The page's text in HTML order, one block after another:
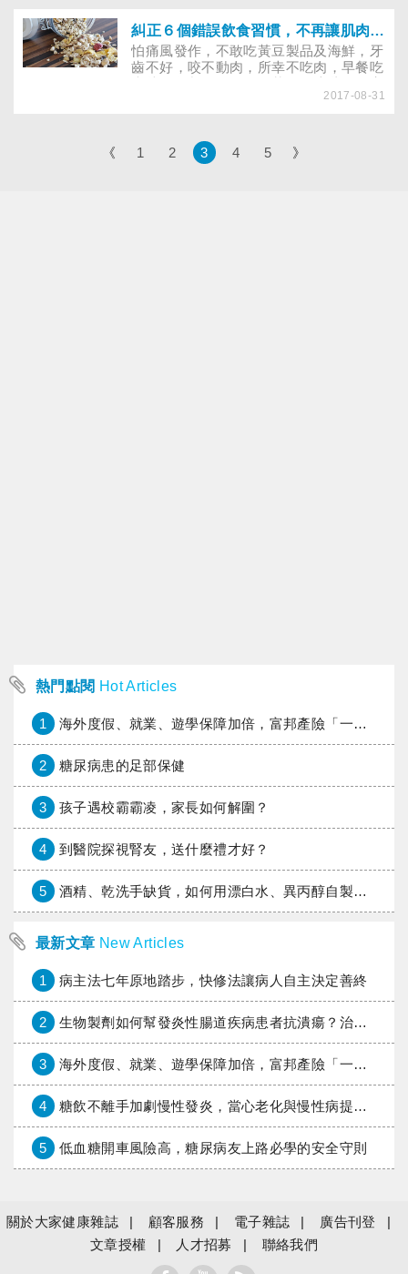
動。年初，兒孫回鄉陪林伯伯過年，到餐
廳吃年夜飯時，6年級的孫女小琴對媽媽
說：「爺爺好像沒什麼力氣，走路變好慢
喔！我陪他過馬路時，都變紅燈了，他差
點走不到對面……」像林伯伯的情形，可
愈來愈多，100個臺灣老人中就有7.3人有
「肌少症」問題。肌少症若不重視，跌
糾正６個錯誤飲食習慣，不再讓肌肉流失
怕痛風發作，不敢吃黃豆製品及海鮮，牙
齒不好，咬不動肉，所幸不吃肉，早餐吃
長輩的飲食習慣嗎？當心這些錯誤飲食習
報導指出，臺灣老人肌少症常見的原因是
「營養不均衡」，本文將揪出臺灣老年人
2017-08-31
《 1 2 3 4 5 》
熱門點閱 Hot Articles
1 海外度假、就業、遊學保障加倍，富邦產險「一期逐夢」專案加碼遠距醫療與緊急救援
2 糖尿病患的足部保健
3 孩子遇校霸霸凌，家長如何解圍？
4 到醫院探視腎友，送什麼禮才好？
5 酒精、乾洗手缺貨，如何用漂白水、異丙醇自製消毒水？
最新文章 New Articles
1 病主法七年原地踏步，快修法讓病人自主決定善終
2 生物製劑如何幫發炎性腸道疾病患者抗潰瘍？治療進展與健保給付困境一次看
3 海外度假、就業、遊學保障加倍，富邦產險「一期逐夢」專案加碼遠距醫療與緊急救援
4 糖飲不離手加劇慢性發炎，當心老化與慢性病提早報到
5 低血糖開車風險高，糖尿病友上路必學的安全守則
關於大家健康雜誌 顧客服務 電子雜誌
廣告刊登
文章授權
人才招募 聯絡我們